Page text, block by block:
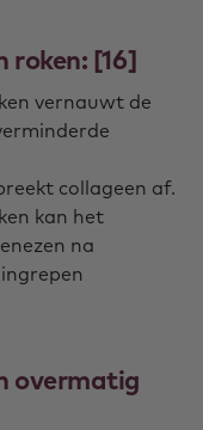
roken: [16]
vernauwt de
collageen af.
kan het
na
overmatig